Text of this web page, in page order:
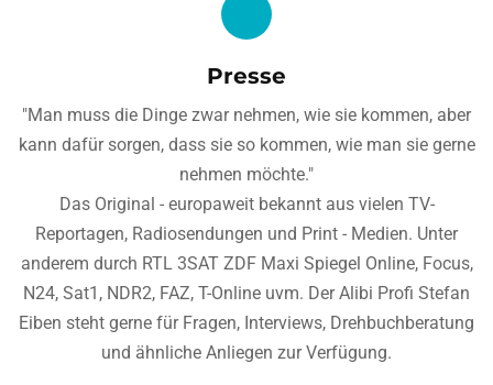
Presse
"Man muss die Dinge zwar nehmen, wie sie kommen, aber
kann dafür sorgen, dass sie so kommen, wie man sie gerne
nehmen möchte."
Das Original - europaweit bekannt aus vielen TV-
Reportagen, Radiosendungen und Print - Medien. Unter
anderem durch RTL 3SAT ZDF Maxi Spiegel Online, Focus,
N24, Sat1, NDR2, FAZ, T-Online uvm. Der Alibi Profi Stefan
Eiben steht gerne für Fragen, Interviews, Drehbuchberatung
und ähnliche Anliegen zur Verfügung.